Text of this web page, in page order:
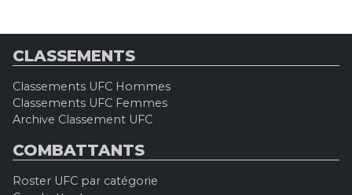
CLASSEMENTS
Classements UFC Hommes
Classements UFC Femmes
Archive Classement UFC
COMBATTANTS
Roster UFC par catégorie